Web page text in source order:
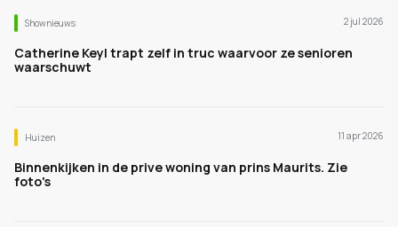
Shownieuws 2 jul 2026
Catherine Keyl trapt zelf in truc waarvoor ze senioren
waarschuwt
Huizen 11 apr 2026
Binnenkijken in de prive woning van prins Maurits. Zie
foto's